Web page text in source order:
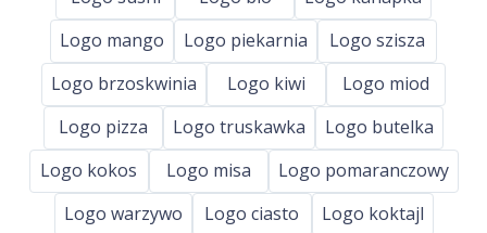
Logo mango
Logo piekarnia
Logo szisza
Logo brzoskwinia
Logo kiwi
Logo miod
Logo pizza
Logo truskawka
Logo butelka
Logo kokos
Logo misa
Logo pomaranczowy
Logo warzywo
Logo ciasto
Logo koktajl